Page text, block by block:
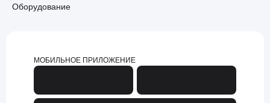
Оборудование
МОБИЛЬНОЕ ПРИЛОЖЕНИЕ